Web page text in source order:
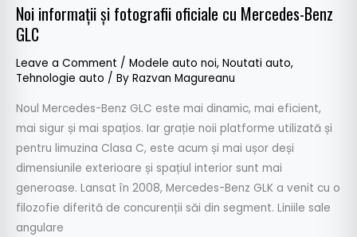
Noi informații și fotografii oficiale cu Mercedes-Benz
GLC
Leave a Comment / Modele auto noi, Noutati auto,
Tehnologie auto / By Razvan Magureanu
Noul Mercedes-Benz GLC este mai dinamic, mai eficient,
mai sigur și mai spațios. Iar grație noii platforme utilizată și
pentru limuzina Clasa C, este acum și mai ușor deși
dimensiunile exterioare și spațiul interior sunt mai
generoase. Lansat în 2008, Mercedes-Benz GLK a venit cu o
filozofie diferită de concurenții săi din segment. Liniile sale
angulare